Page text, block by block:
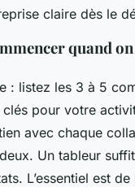
claire dès le
quand
: listez les 3 à 5
pour votre
avec chaque
Un tableur
L’essentiel est